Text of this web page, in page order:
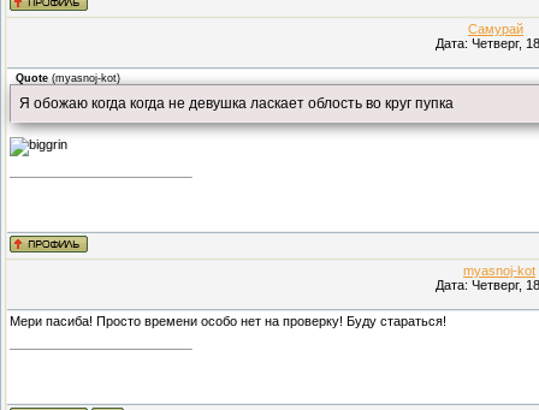
Самурай
Дата: Четверг,
Quote (myasnoj-kot)
Я обожаю когда когда не девушка ласкает облость во круг пупка
myasnoj-kot
Дата: Четверг,
Мери пасиба! Просто времени особо нет на проверку! Буду стараться!